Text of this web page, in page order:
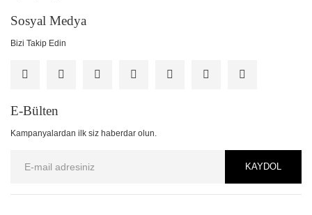
Sosyal Medya
Bizi Takip Edin
E-Bülten
Kampanyalardan ilk siz haberdar olun.
KAYDOL